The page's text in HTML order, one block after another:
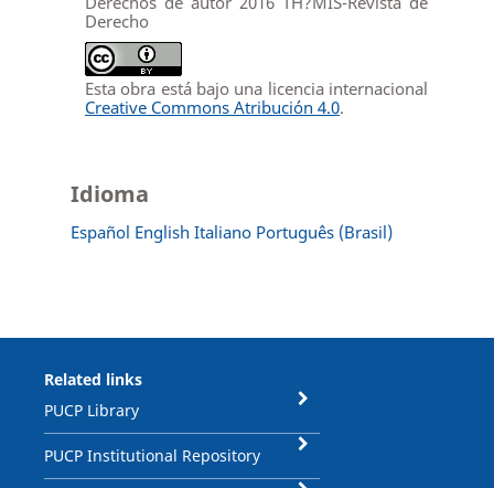
Derecho
Esta obra está bajo una licencia internacional
Creative Commons Atribución 4.0.
Idioma
Español English Italiano Português (Brasil)
Related links
PUCP Library
PUCP Institutional Repository